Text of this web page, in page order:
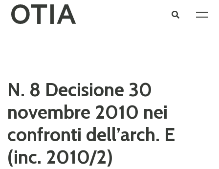
N. 8 Decisione 30
novembre 2010 nei
confronti dell’arch. E
(inc. 2010/2)